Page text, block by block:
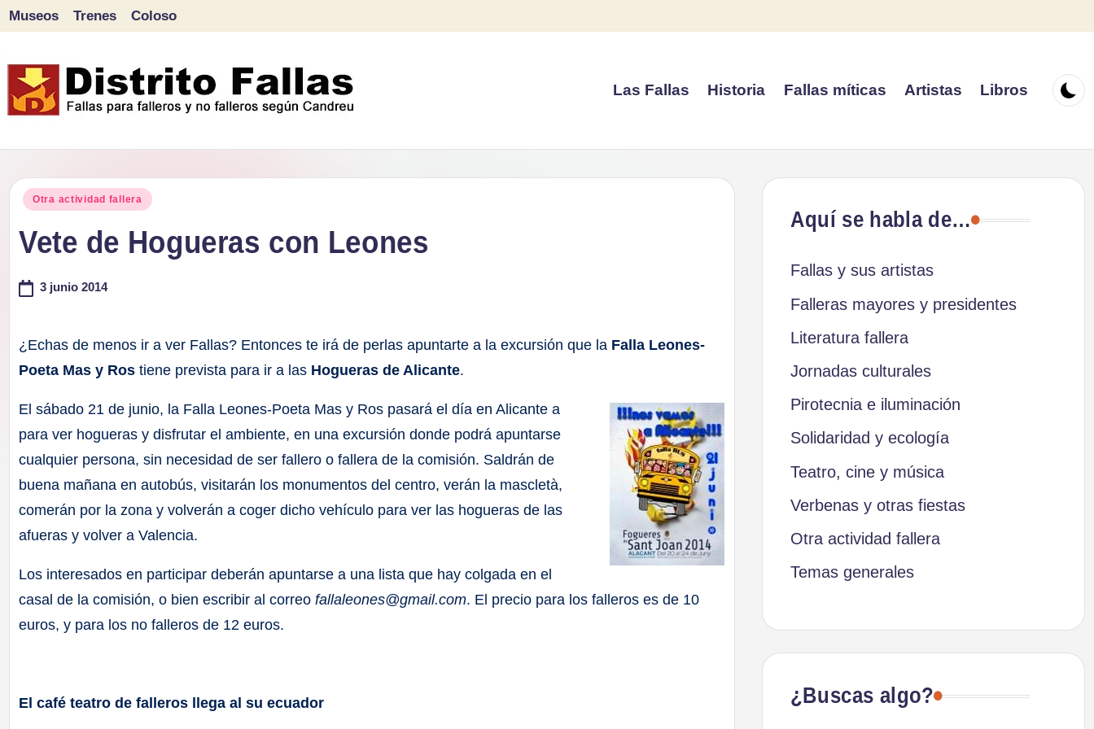
contenido
Museos Trenes Coloso
Las Fallas Historia Fallas míticas Artistas Libros
Publicado
Otra actividad fallera
Vete de Hogueras con Leones
3 junio 2014
¿Echas de menos ir a ver Fallas? Entonces te irá de perlas apuntarte a la excursión que la Falla Leones-
Poeta Mas y Ros tiene prevista para ir a las Hogueras de Alicante.
El sábado 21 de junio, la Falla Leones-Poeta Mas y Ros pasará el día en Alicante a
para ver hogueras y disfrutar el ambiente, en una excursión donde podrá apuntarse
cualquier persona, sin necesidad de ser fallero o fallera de la comisión. Saldrán de
buena mañana en autobús, visitarán los monumentos del centro, verán la mascletà,
comerán por la zona y volverán a coger dicho vehículo para ver las hogueras de las
afueras y volver a Valencia.
Los interesados en participar deberán apuntarse a una lista que hay colgada en el
casal de la comisión, o bien escribir al correofallaleones@gmail.com. El precio para los falleros es de 10
euros, y para los no falleros de 12 euros.
El café teatro de falleros llega al su ecuador
Aquí se habla de…
Fallas y sus artistas
Falleras mayores y presidentes
Literatura fallera
Jornadas culturales
Pirotecnia e iluminación
Solidaridad y ecología
Teatro, cine y música
Verbenas y otras fiestas
Otra actividad fallera
Temas generales
¿Buscas algo?